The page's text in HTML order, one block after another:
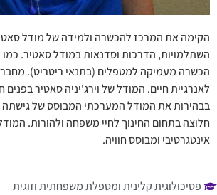
הקימה את המרכז להכשרה ולמידה של מודל
השתלמויות, הדרכות וסדנאות במודל סאטיר. כמו
הכשרה מעמיקה למטפלים (בתנאי ריטריט).
לאנרגיית חיים. המודל של וירג'יניה סאטיר
בבהירות את המודל המערכתי המבוסס של
חלוצה בתחום החינוך לחיי משפחה ולהורות.
אינטגרטיבי ומבוסס חוויה.
פסיכולוגית קלינית ומטפלת משפחתית וזוגית